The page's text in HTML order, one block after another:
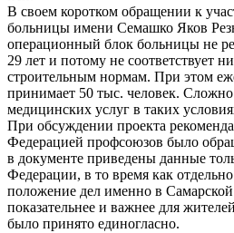
В своем коротком обращении к
больницы имени Семашко Яков
операционный блок больницы не
29 лет и потому не соответствует
строительным нормам. При этом
принимает 50 тыс. человек. Сложно
медицинских услуг в таких
При обсуждении проекта
Федерацией профсоюзов было
в документе приведены данные
Федерации, в то время как отдельно
положение дел именно в Самарской
показательнее и важнее для
было принято единогласно.